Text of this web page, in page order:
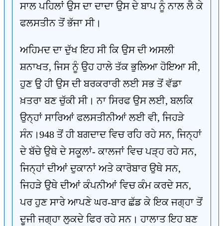
ਸਾਲ ਪਹਿਲਾਂ ਉਸ ਦਾ ਦਾਦਾ ਉਸ ਦੇ ਬਾਪ ਨੂੰ ਨਾਲ ਲੈ ਕੇ
ਫਲਸਤੀਨ ਤੋਂ ਭੱਜਾ ਸੀ।
ਅਹਿਮਦ ਦਾ ਦੁੱਖ ਇਹ ਸੀ ਕਿ ਉਸ ਦੀ ਅਸਲੀ
ਸ਼ਨਾਖਤ, ਜਿਸ ਨੂੰ ਉਹ ਹਾਲੇ ਤੱਕ ਭੁਲਿਆ ਹੋਇਆ ਸੀ,
ਹੁਣ ਉੁ ਹੀ ਉਸ ਦੀ ਬਰਕਰਾਰੀ ਲਈ ਸਭ ਤੋਂ ਵੱਡਾ
ਖ਼ਤਰਾ ਬਣ ਚੁੱਕੀ ਸੀ। ਨਾ ਸਿਰਫ ਉਸ ਲਈ, ਬਲਕਿ
ਉਨ੍ਹਾਂ ਸਾਰਿਆਂ ਫਲਸਤੀਨੀਆਂ ਲਈ ਵੀ, ਜਿਹੜੇ
ਸੰਨ।948 ਤੋਂ ਹੀ ਬਗਦਾਦ ਵਿਚ ਰਹਿ ਰਹੇ ਸਨ, ਜਿਨ੍ਹਾਂ
ਦੇ ਬੱਚੇ ਉਥੇ ਦੇ ਸਕੂਲਾਂ- ਕਾਲਜਾਂ ਵਿਚ ਪੜ੍ਹ ਰਹੇ ਸਨ,
ਜਿਨ੍ਹਾਂ ਦੀਆਂ ਦੁਕਾਨਾਂ ਅਤੇ ਕਾਰੋਬਾਰ ਉਥੇ ਸਨ,
ਜਿਹੜੇ ਉਥੇ ਦੀਆਂ ਕੰਪਨੀਆਂ ਵਿਚ ਕੰਮ ਕਰਦੇ ਸਨ,
ਪਰ ਹੁਣ ਸਾਰੇ ਆਪਣੇ ਘਰ-ਬਾਰ ਛੱਡ ਕੇ ਇਕ ਜਗ੍ਹਾ ਤੋਂ
ਦੂਜੀ ਜਗ੍ਹਾ ਲੁਕਦੇ ਫਿਰ ਰਹੇ ਸਨ। ਹਾਲਾਤ ਇਹ ਬਣ